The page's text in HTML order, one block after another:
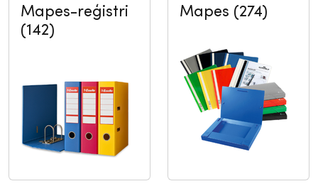
Mapes-reģistri
(142)
Mapes (274)